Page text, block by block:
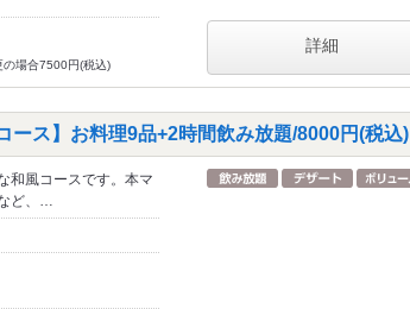
場合7500円(税込)
詳細
ース】お料理9品+2時間飲み放題/8000円(税込)
和風コースです。本マ
ど、…